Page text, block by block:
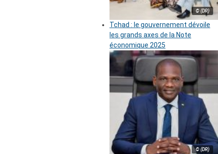
© (DR)
Tchad : le gouvernement dévoile
les grands axes de la Note
économique 2025
© (DR)